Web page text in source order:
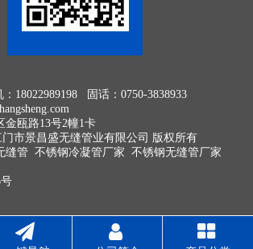
18022989198 固话：0750-3838933
金瓯路13号2幢1卡
市景昌盛无缝管业有限公司 版权所有
缝管 不锈钢冷凝管厂家 不锈钢无缝管厂家